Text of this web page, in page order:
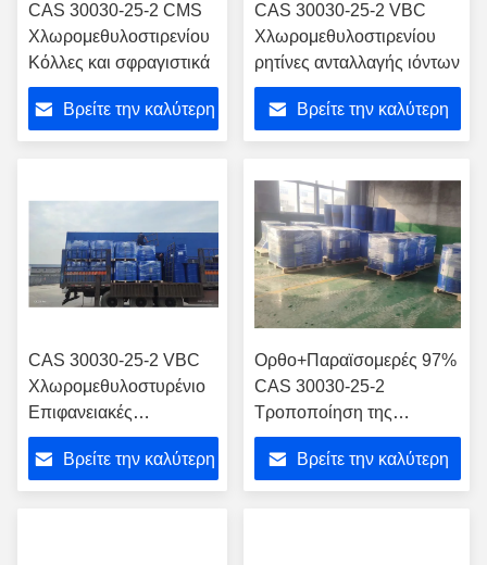
CAS 30030-25-2 CMS
Χλωρομεθυλοστιρενίου
Κόλλες και σφραγιστικά
Βρείτε την καλύτερη
CAS 30030-25-2 VBC
Χλωρομεθυλοστιρενίου
ρητίνες ανταλλαγής ιόντων
Βρείτε την καλύτερη
CAS 30030-25-2 VBC
Χλωρομεθυλοστυρένιο
Επιφανειακές
επικάλυψεις
Βρείτε την καλύτερη
Ορθο+Παραϊσομερές 97%
CAS 30030-25-2
Τροποποίηση της
επιφάνειας του
χλωριούχου
βινυλοβενζιλίου
Βρείτε την καλύτερη